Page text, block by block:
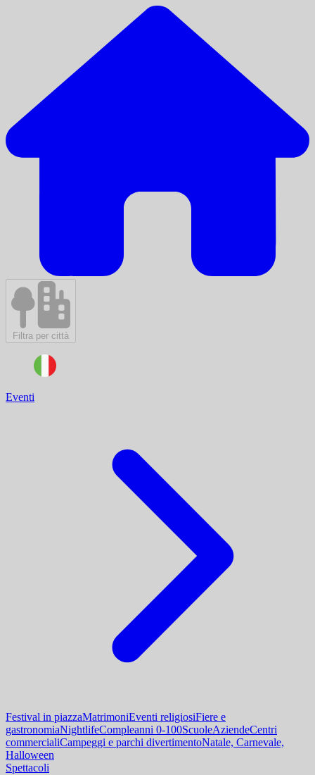
Filtra per città
Eventi
Festival in piazzaMatrimoniEventi religiosiFiere e
gastronomiaNightlifeCompleanni 0-100ScuoleAziendeCentri
commercialiCampeggi e parchi divertimentoNatale, Carnevale,
Halloween
Spettacoli